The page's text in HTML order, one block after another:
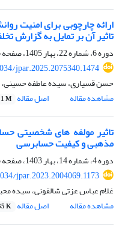
ارائه چارچوبی برای امنیت
تاثیر آن بر تمایل به گزارش
دوره 6، شماره 22، بهار 1405، صفحه
jpar.2025.2075340.1474
حسن قسیاری، سیده عاطفه حسینی،
مشاهده مقاله
اصل مقاله 1 M
تاثیر مولفه های شخصیتی
مذهبی و کیفیت حسابرسی
دوره 4، شماره 14، بهار 1403، صفحه
jpar.2023.2004069.1173
غلام عباس عزتی شالقونی، سیده
مشاهده مقاله
اصل مقاله K